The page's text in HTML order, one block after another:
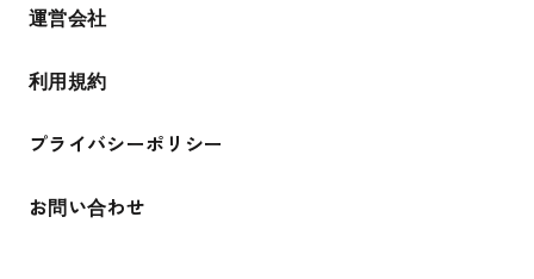
運営会社
利用規約
プライバシーポリシー
お問い合わせ